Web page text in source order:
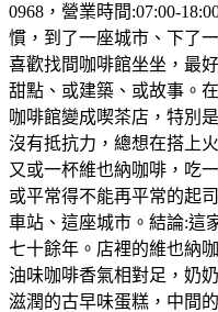
0968，營業時間:07:00-
慣，到了一座城市、下了
喜歡找間咖啡館坐坐，最
甜點、或建築、或故事。
咖啡館變成喫茶店，特別
沒有抵抗力，總想在搭上
又或一杯維也納咖啡，吃
或平常得不能再平常的起
車站、這座城市。結論:這
七十餘年。店裡的維也納
油味咖啡香氣相對足，奶
滋潤的古早味蛋糕，中間